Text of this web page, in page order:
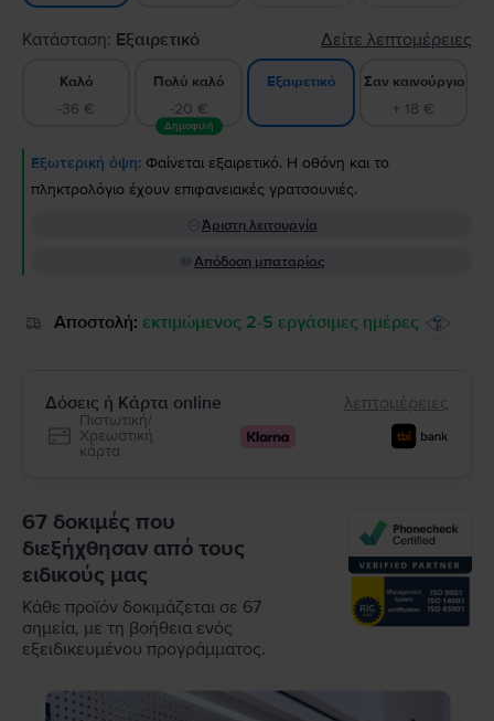
Κατάσταση: Εξαιρετικό Δείτε λεπτομέρειες
Καλό
-36 €
Πολύ καλό
-20 €
Δημοφιλή
Εξαιρετικό Σαν καινούργιο
+ 18 €
Εξωτερική όψη: Φαίνεται εξαιρετικό. Η οθόνη και το
πληκτρολόγιο έχουν επιφανειακές γρατσουνιές.
Άριστη λειτουργία
Απόδοση μπαταρίας
Αποστολή: εκτιμώμενος 2-5 εργάσιμες ημέρες
Δόσεις ή Κάρτα online λεπτομέρειες
Πιστωτική/
Χρεωστική
κάρτα
67 δοκιμές που
διεξήχθησαν από τους
ειδικούς μας
Κάθε προϊόν δοκιμάζεται σε 67
σημεία, με τη βοήθεια ενός
εξειδικευμένου προγράμματος.